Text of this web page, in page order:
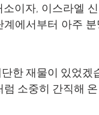
이자, 이스라엘
에서부터 아주
한 재물이 있었겠
소중히 간직해